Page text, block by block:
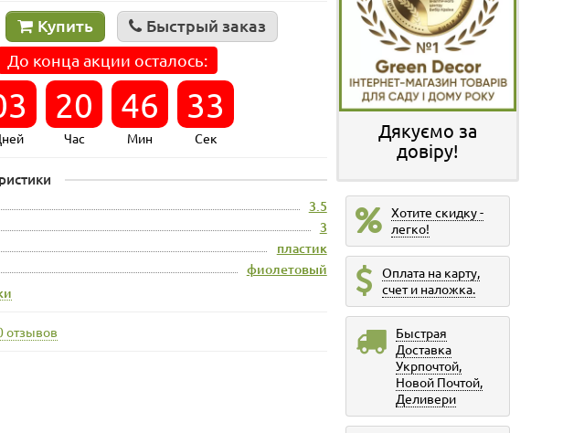
Купить Быстрый заказ
До конца акции осталось:
20
Час
46
Мин
33
Сек
3.5
3
пластик
фиолетовый
отзывов
Дякуємо за
довіру!
Хотите скидку -
легко!
Оплата на карту,
счет и наложка.
Быстрая
Доставка
Укрпочтой,
Новой Почтой,
Деливери